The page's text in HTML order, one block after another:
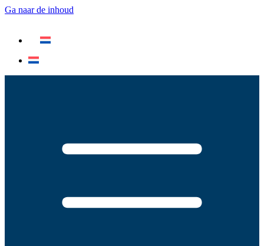
Ga naar de inhoud